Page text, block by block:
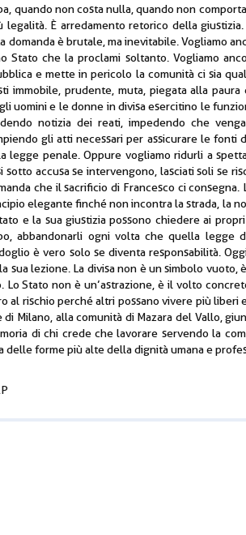
quando non costa nulla, quando non
legalità. È arredamento retorico della
domanda è brutale, ma inevitabile. Vogliamo
Stato che la proclami soltanto. Vogliamo
e mette in pericolo la comunità ci sia
immobile, prudente, muta, piegata alla paura
uomini e le donne in divisa esercitino le
notizia dei reati, impedendo che
gli atti necessari per assicurare le fonti
legge penale. Oppure vogliamo ridurli a
sotto accusa se intervengono, lasciati soli se
che il sacrificio di Francesco ci
elegante finché non incontra la strada, la
e la sua giustizia possono chiedere ai
abbandonarli ogni volta che quella legge
è vero solo se diventa responsabilità.
sua lezione. La divisa non è un simbolo vuoto,
Lo Stato non è un’astrazione, è il volto
al rischio perché altri possano vivere più liberi
Milano, alla comunità di Mazara del Vallo,
di chi crede che lavorare servendo la
delle forme più alte della dignità umana e